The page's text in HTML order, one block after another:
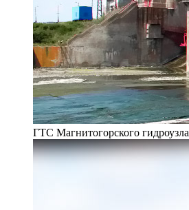
ГТС Магнитогорского гидроузла